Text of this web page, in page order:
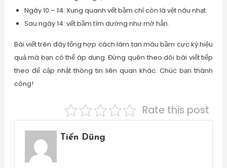
Ngày 10 – 14: Xung quanh vết bầm chỉ còn là vệt nâu nhạt.
Sau ngày 14: vết bầm tím dường như mờ hẳn.
Bài viết trên đây tổng hợp cách làm tan máu bầm cực kỳ hiệu
quả mà bạn có thể áp dụng. Đừng quên theo dõi bài viết tiếp
theo để cập nhật thông tin liên quan khác. Chúc bạn thành
công!
Rate this post
Tiến Dũng